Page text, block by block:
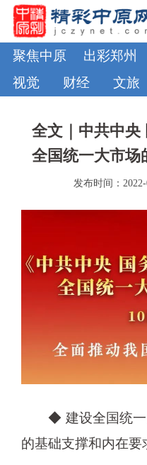
聚焦中原 出彩郑州
视觉
财经 文旅
全文｜中共中央
全国统一大市场
发布时间：2022-
◆ 建设全国统一
的基础支撑和内在要